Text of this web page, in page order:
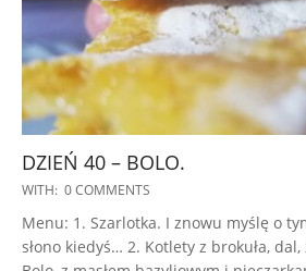
DZIEŃ 40 – BOLO.
2022-
03
WITH: 0 COMMENTS
Menu: 1. Szarlotka. I znowu myślę o
słono kiedyś… 2. Kotlety z brokuła,